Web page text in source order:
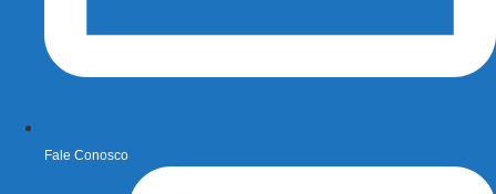
Fale Conosco